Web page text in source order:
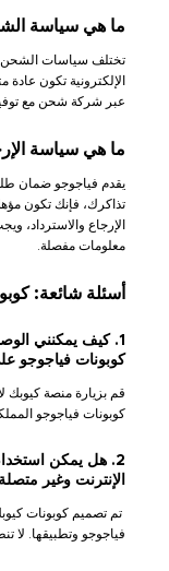
ما هي سياسة
تختلف سياسات الشحن
الإلكترونية تكون عادة
عبر شركة شحن مع
ما هي سياسة
تذاكرك، فإنك تكون
الإرجاع
معلومات مفصلة.
أسئلة شائعة:
1. كيف يمكنني
كوبونات فياجوجو
قم بزيارة منصة
كوبونات فياجوجو
2. هل يمكن
الإنترنت وغير
تم تصميم كوبونات
فياجوجو وتطبيقها. لا